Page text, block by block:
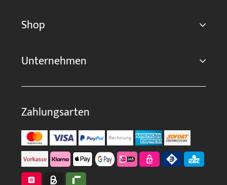
Shop
Unternehmen
Zahlungsarten